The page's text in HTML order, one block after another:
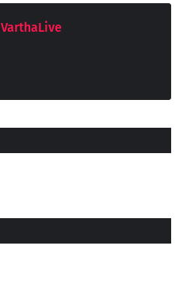
VarthaLive